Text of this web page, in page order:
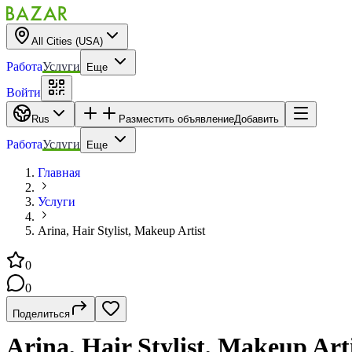
All Cities (USA)
РаботаУслуги Еще
Войти
Rus Разместить объявлениеДобавить
РаботаУслуги Еще
Главная
Услуги
Arina, Hair Stylist, Makeup Artist
0
0
Поделиться